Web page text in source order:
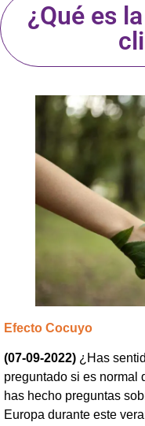
¿Qué es
Efecto Cocuyo
(07-09-2022) ¿Has
preguntado si es normal
has hecho preguntas
Europa durante este